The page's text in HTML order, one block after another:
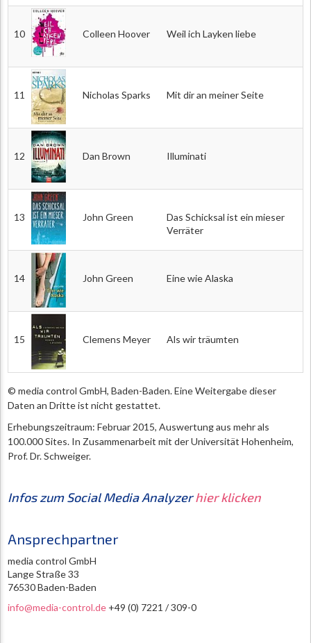
10 Colleen Hoover Weil ich Layken liebe
11 Nicholas Sparks Mit dir an meiner Seite
12 Dan Brown Illuminati
13 John Green
Das Schicksal ist ein mieser
Verräter
14 John Green Eine wie Alaska
15 Clemens Meyer Als wir träumten
© media control GmbH, Baden-Baden. Eine Weitergabe dieser
Daten an Dritte ist nicht gestattet.
Erhebungszeitraum: Februar 2015, Auswertung aus mehr als
100.000 Sites. In Zusammenarbeit mit der Universität Hohenheim,
Prof. Dr. Schweiger.
Infos zum Social Media Analyzerhier klicken
Ansprechpartner
media control GmbH
Lange Straße 33
76530 Baden-Baden
info@media-control.de +49 (0) 7221 / 309-0